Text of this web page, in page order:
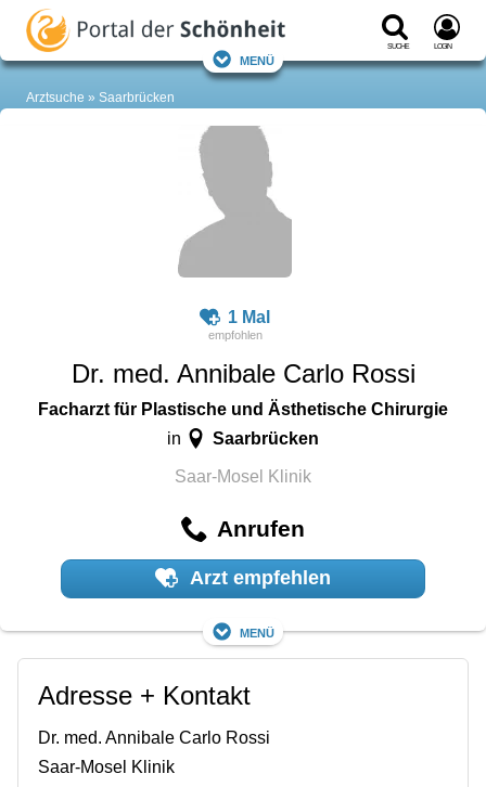
Suche Login
Menü
Arztsuche Saarbrücken
1 Mal
Dr. med. Annibale Carlo Rossi
Facharzt für Plastische und Ästhetische Chirurgie
in Saarbrücken
Saar-Mosel Klinik
Anrufen
Arzt empfehlen
Menü
Adresse + Kontakt
Dr. med. Annibale Carlo Rossi
Saar-Mosel Klinik